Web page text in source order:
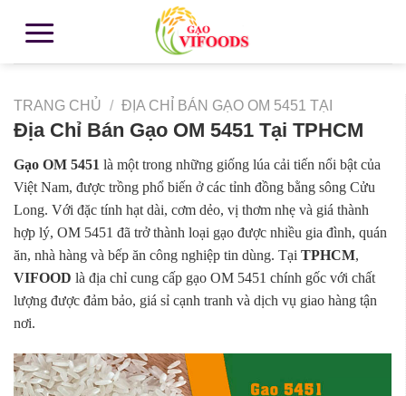
TRANG CHỦ / ĐỊA CHỈ BÁN GẠO OM 5451 TẠI
Địa Chỉ Bán Gạo OM 5451 Tại TPHCM
Gạo OM 5451 là một trong những giống lúa cải tiến nổi bật của
Việt Nam, được trồng phổ biến ở các tỉnh đồng bằng sông Cửu
Long. Với đặc tính hạt dài, cơm dẻo, vị thơm nhẹ và giá thành
hợp lý, OM 5451 đã trở thành loại gạo được nhiều gia đình, quán
ăn, nhà hàng và bếp ăn công nghiệp tin dùng. Tại TPHCM,
VIFOOD là địa chỉ cung cấp gạo OM 5451 chính gốc với chất
lượng được đảm bảo, giá sỉ cạnh tranh và dịch vụ giao hàng tận
nơi.